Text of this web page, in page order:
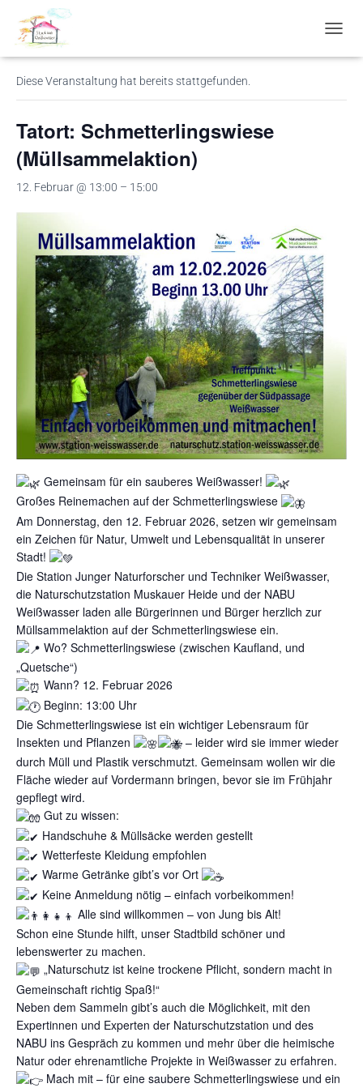
A
G
« Alle Veranstaltungen
Diese Veranstaltung hat bereits stattgefunden.
Tatort: Schmetterlingswiese
(Müllsammelaktion)
12. Februar @ 13:00 – 15:00
Gemeinsam für ein sauberes Weißwasser!
Großes Reinemachen auf der Schmetterlingswiese
Am Donnerstag, den 12. Februar 2026, setzen wir gemeinsam
ein Zeichen für Natur, Umwelt und Lebensqualität in unserer
Stadt!
Die Station Junger Naturforscher und Techniker Weißwasser,
die Naturschutzstation Muskauer Heide und der NABU
Weißwasser laden alle Bürgerinnen und Bürger herzlich zur
Müllsammelaktion auf der Schmetterlingswiese ein.
Wo? Schmetterlingswiese (zwischen Kaufland, und
„Quetsche“)
Wann? 12. Februar 2026
Beginn: 13:00 Uhr
Die Schmetterlingswiese ist ein wichtiger Lebensraum für
Insekten und Pflanzen
– leider wird sie immer wieder
durch Müll und Plastik verschmutzt. Gemeinsam wollen wir die
Fläche wieder auf Vordermann bringen, bevor sie im Frühjahr
gepflegt wird.
Gut zu wissen:
Handschuhe & Müllsäcke werden gestellt
Wetterfeste Kleidung empfohlen
Warme Getränke gibt’s vor Ort
Keine Anmeldung nötig – einfach vorbeikommen!
Alle sind willkommen – von Jung bis Alt!
Schon eine Stunde hilft, unser Stadtbild schöner und
lebenswerter zu machen.
„Naturschutz ist keine trockene Pflicht, sondern macht in
Gemeinschaft richtig Spaß!“
Neben dem Sammeln gibt’s auch die Möglichkeit, mit den
Expertinnen und Experten der Naturschutzstation und des
NABU ins Gespräch zu kommen und mehr über die heimische
Natur oder ehrenamtliche Projekte in Weißwasser zu erfahren.
Mach mit – für eine saubere Schmetterlingswiese und ein